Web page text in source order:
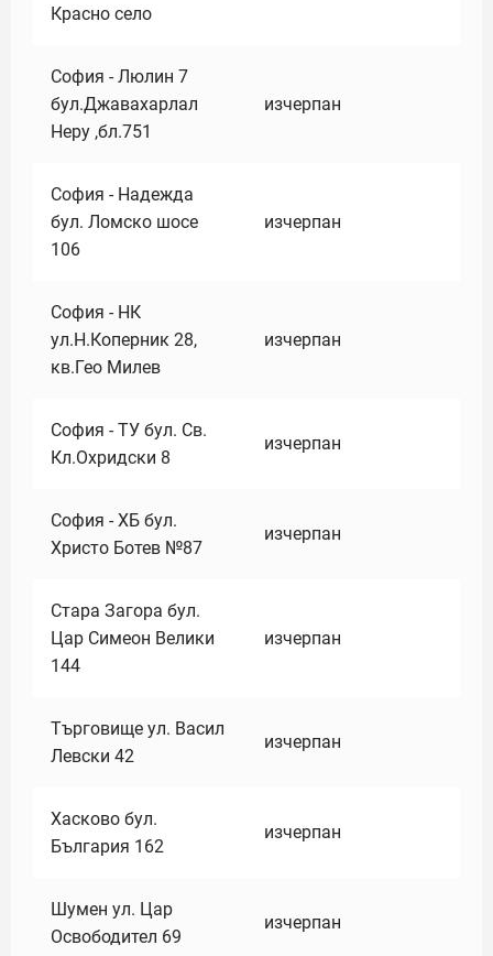
Красно село
София - Люлин 7
бул.Джавахарлал
Неру ,бл.751
изчерпан
София - Надежда
бул. Ломско шосе
106
изчерпан
София - НК
ул.Н.Коперник 28,
кв.Гео Милев
изчерпан
София - ТУ бул. Св.
Кл.Охридски 8
изчерпан
София - ХБ бул.
Христо Ботев №87
изчерпан
Стара Загора бул.
Цар Симеон Велики
144
изчерпан
Търговище ул. Васил
Левски 42
изчерпан
Хасково бул.
България 162
изчерпан
Шумен ул. Цар
Освободител 69
изчерпан